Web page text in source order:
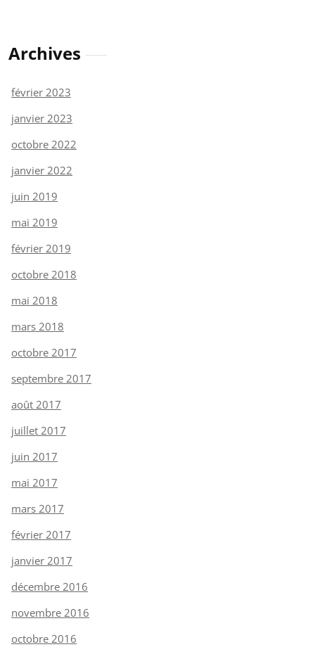
Archives
février 2023
janvier 2023
octobre 2022
janvier 2022
juin 2019
mai 2019
février 2019
octobre 2018
mai 2018
mars 2018
octobre 2017
septembre 2017
août 2017
juillet 2017
juin 2017
mai 2017
mars 2017
février 2017
janvier 2017
décembre 2016
novembre 2016
octobre 2016